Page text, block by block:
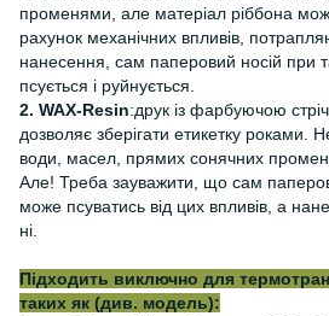
променями, але матеріал ріббона
рахунок механічних впливів,
нанесення, сам паперовий носій при
псується і руйнується.
2. WAX-Resin:друк із фарбуючою
дозволяє зберігати етикетку роками.
води, масел, прямих сонячних
Але! Треба зауважити, що сам
може псуватись від цих впливів, а
ні.
Підходить виключно для
таких як (див. модель):